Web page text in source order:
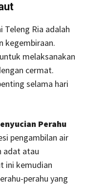
Teleng Ria adalah
kegembiraan.
melaksanakan
cermat.
selama hari
Perahu
pengambilan air
adat atau
ini kemudian
perahu yang